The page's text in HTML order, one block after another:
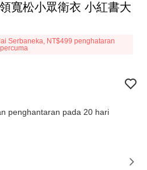
寬松小眾衛衣 小紅書大
Serbaneka, NT$499 penghataran
percuma
penghantaran pada 20 hari